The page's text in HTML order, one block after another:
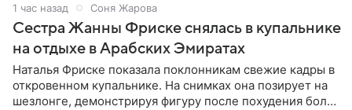
1 час назад Соня Жарова
Сестра Жанны Фриске снялась в купальнике
на отдыхе в Арабских Эмиратах
Наталья Фриске показала поклонникам свежие кадры в
откровенном купальнике. На снимках она позирует на
шезлонге, демонстрируя фигуру после похудения более